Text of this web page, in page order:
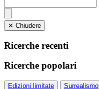
✕ Chiudere
Ricerche recenti
Ricerche popolari
Edizioni limitate Surrealismo